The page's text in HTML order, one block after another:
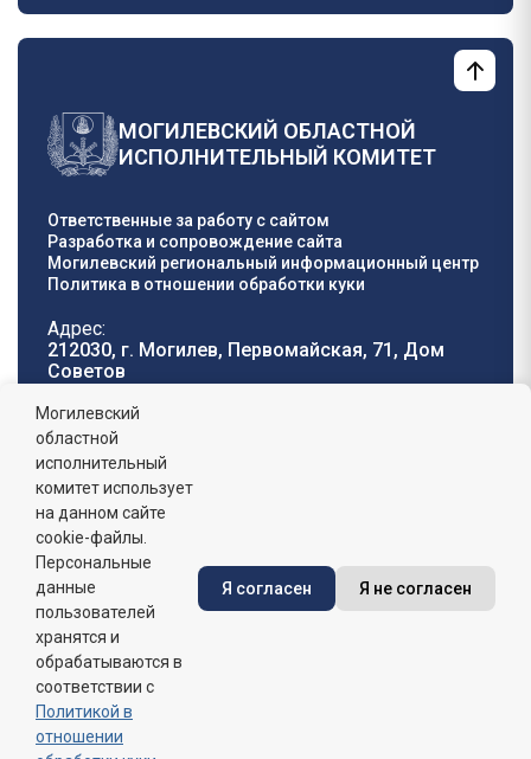
МОГИЛЕВСКИЙ ОБЛАСТНОЙ
ИСПОЛНИТЕЛЬНЫЙ КОМИТЕТ
Ответственные за работу с сайтом
Разработка и сопровождение сайта
Могилевский региональный информационный центр
Политика в отношении обработки куки
Адрес:
212030, г. Могилев, Первомайская, 71, Дом
Cоветов
Телефон горячей
линии:
8 (0222) 71-32-55
График работы:
пн-пт: 8.00 - 17.00, сб-вс: выходной,
обеденный перерыв: 13:00 - 14:00
Сайт зарегистрирован в Государственном регистре
информационных ресурсов Республики Беларусь. №
Могилевский
областной
исполнительный
комитет использует
на данном сайте
cookie-файлы.
Персональные
данные
пользователей
хранятся и
обрабатываются в
соответствии с
Политикой в
отношении
Я согласен Я не согласен